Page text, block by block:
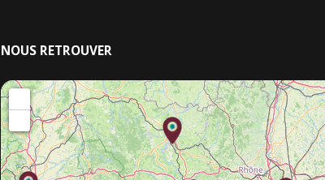
NOUS RETROUVER